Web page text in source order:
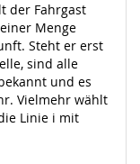
der Fahrgast
Menge
Steht er erst
sind alle
und es
Vielmehr wählt
Linie i mit